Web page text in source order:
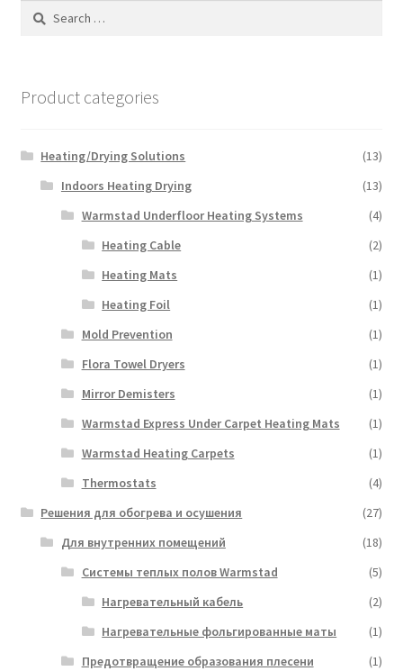
Search
Product categories
Heating/Drying Solutions
(13)
Indoors Heating Drying
(13)
Warmstad Underfloor Heating Systems
(4)
Heating Cable
(2)
Heating Mats
(1)
Heating Foil
(1)
Mold Prevention
(1)
Flora Towel Dryers
(1)
Mirror Demisters
(1)
Warmstad Express Under Carpet Heating Mats
(1)
Warmstad Heating Carpets
(1)
Thermostats
(4)
Решения для обогрева и осушения
(27)
Для внутренних помещений
(18)
Системы теплых полов Warmstad
(5)
Нагревательный кабель
(2)
Нагревательные фольгированные маты
(1)
Предотвращение образования плесени
(1)